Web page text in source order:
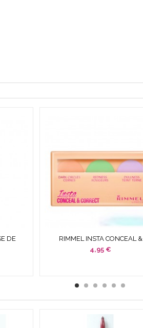
DE
RIMMEL INSTA CONCEAL &
CORRECT PALETTE OJERAS -
4,95 €